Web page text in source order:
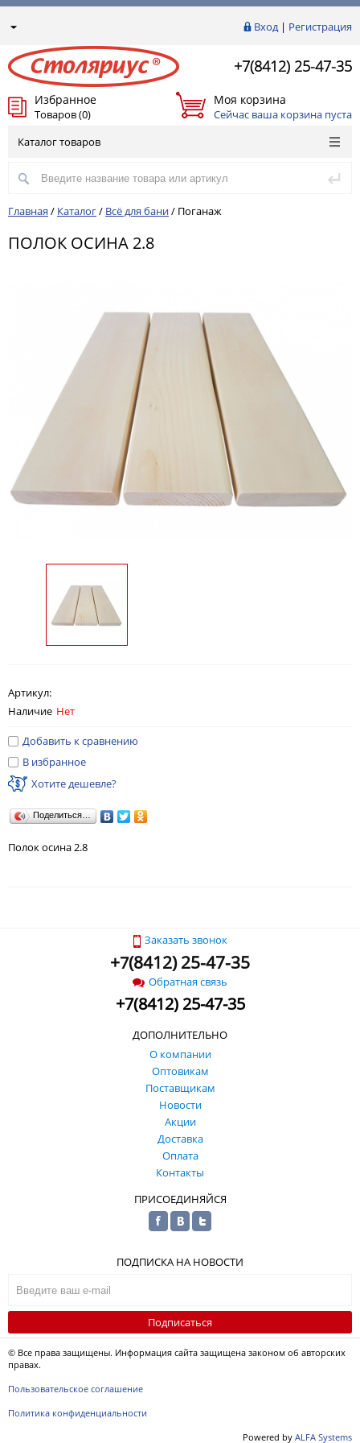
Вход| Регистрация
+7(8412) 25-47-35
Избранное
Товаров (0)
Моя корзина
Сейчас ваша корзина пуста
Каталог товаров
Главная / Каталог/ Всё для бани/ Поганаж
ПОЛОК ОСИНА 2.8
Артикул:
Наличие Нет
Добавить к сравнению
В избранное
Хотите дешевле?
Поделиться…
Полок осина 2.8
Заказать звонок
+7(8412) 25-47-35
Обратная связь
+7(8412) 25-47-35
ДОПОЛНИТЕЛЬНО
О компании
Оптовикам
Поставщикам
Новости
Акции
Доставка
Оплата
Контакты
ПРИСОЕДИНЯЙСЯ
ПОДПИСКА НА НОВОСТИ
Подписаться
© Все права защищены. Информация сайта защищена законом об авторских
правах.
Пользовательское соглашение
Политика конфиденциальности
Powered by ALFA Systems